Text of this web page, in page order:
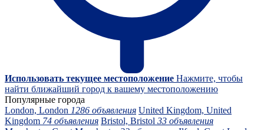
Использовать текущее местоположение Нажмите, чтобы
найти ближайший город к вашему местоположению
Популярные города
London, London 1286 объявления United Kingdom, United
Kingdom 74 объявления Bristol, Bristol 33 объявления